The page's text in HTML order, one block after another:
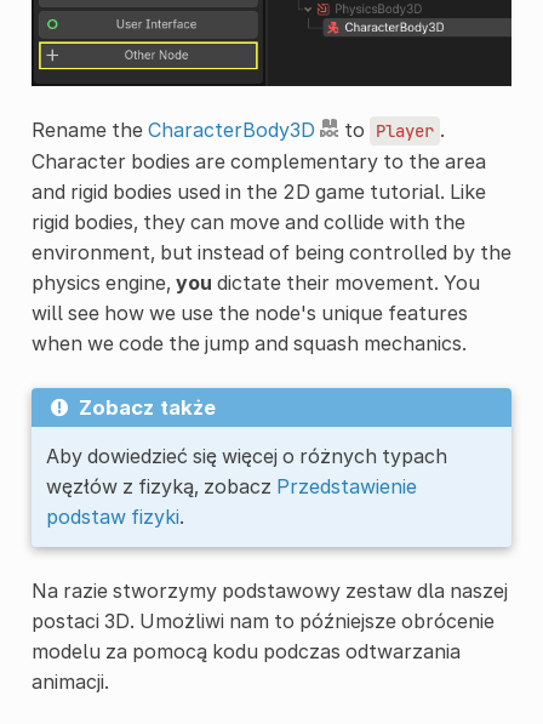
Rename the CharacterBody3D to Player .
Character bodies are complementary to the area
and rigid bodies used in the 2D game tutorial. Like
rigid bodies, they can move and collide with the
environment, but instead of being controlled by the
physics engine, you dictate their movement. You
will see how we use the node's unique features
when we code the jump and squash mechanics.
Zobacz także
Aby dowiedzieć się więcej o różnych typach
węzłów z fizyką, zobacz Przedstawienie
podstaw fizyki.
Na razie stworzymy podstawowy zestaw dla naszej
postaci 3D. Umożliwi nam to późniejsze obrócenie
modelu za pomocą kodu podczas odtwarzania
animacji.